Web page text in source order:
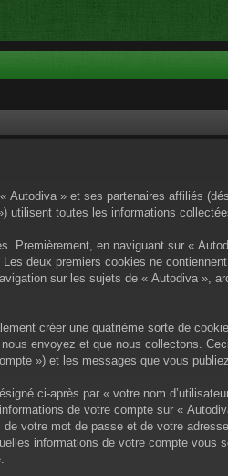
Autodiva » et ses partenaires affiliés
utilisent toutes les informations
Premièrement, en naviguant sur «
deux premiers cookies ne
sur les sujets de « Autodiva »,
créer une quatrième sorte de
envoyez et que nous collectons.
») et les messages que vous
ci-après par « votre nom
de votre compte sur «
votre mot de passe et de votre
informations de votre compte